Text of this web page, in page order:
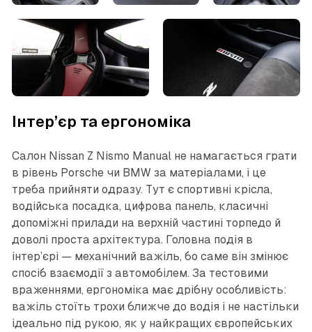
Інтер’єр та ергономіка
Салон Nissan Z Nismo Manual не намагається грати
в рівень Porsche чи BMW за матеріалами, і це
треба прийняти одразу. Тут є спортивні крісла,
водійська посадка, цифрова панель, класичні
допоміжні прилади на верхній частині торпедо й
доволі проста архітектура. Головна подія в
інтер’єрі — механічний важіль, бо саме він змінює
спосіб взаємодії з автомобілем. За тестовими
враженнями, ергономіка має дрібну особливість:
важіль стоїть трохи ближче до водія і не настільки
ідеально під рукою, як у найкращих європейських